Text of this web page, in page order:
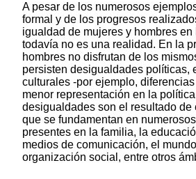
A pesar de los numerosos
formal y de los progresos
igualdad de mujeres y hombres
todavía no es una realidad. En la
hombres no disfrutan de los
persisten desigualdades políticas,
culturales -por ejemplo,
menor representación en la
desigualdades son el resultado de
que se fundamentan en
presentes en la familia, la
medios de comunicación, el
organización social, entre otros